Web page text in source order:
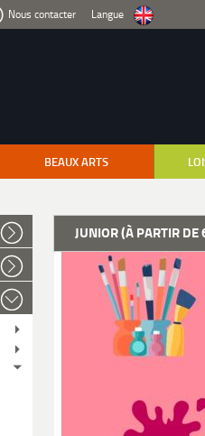
Nous contacter Langue
BEAUX ARTS
JUNIOR (À PARTIR DE